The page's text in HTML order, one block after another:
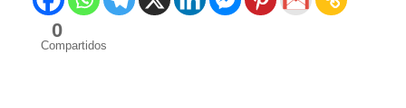
0
Compartidos